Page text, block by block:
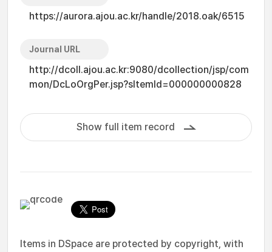
https://aurora.ajou.ac.kr/handle/2018.oak/6515
Journal URL
http://dcoll.ajou.ac.kr:9080/dcollection/jsp/com
mon/DcLoOrgPer.jsp?sItemId=000000000828
Show full item record
Items in DSpace are protected by copyright, with